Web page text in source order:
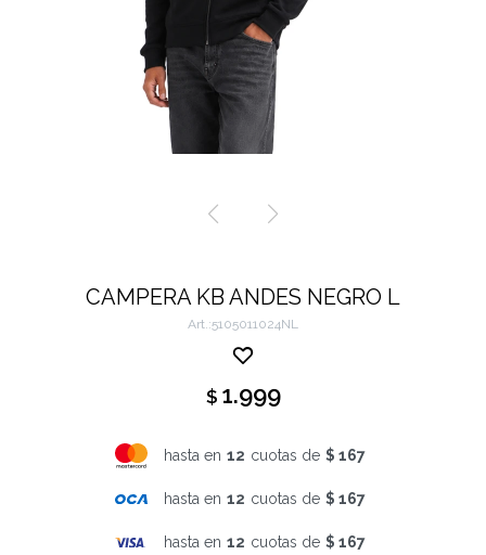
CAMPERA KB ANDES NEGRO L
5105011024NL
$ 1.999
hasta en 12 cuotas de $ 167
hasta en 12 cuotas de $ 167
hasta en 12 cuotas de $ 167